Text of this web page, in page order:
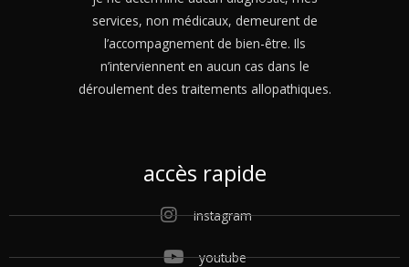
services, non médicaux, demeurent de
l’accompagnement de bien-être. Ils
n’interviennent en aucun cas dans le
déroulement des traitements allopathiques.
accès rapide
instagram
youtube